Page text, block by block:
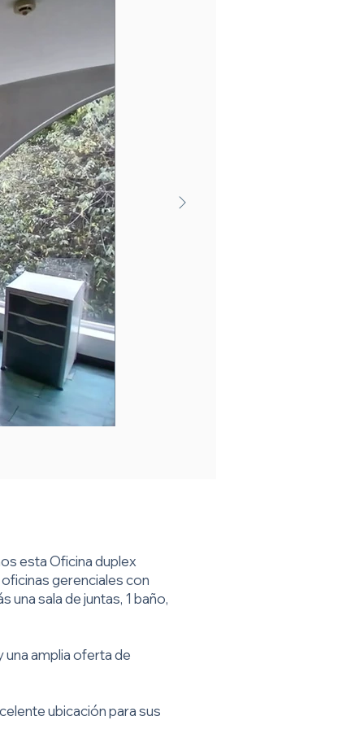
esta Oficina duplex
gerenciales con
sala de juntas, 1 baño,
una amplia oferta de
ubicación para sus